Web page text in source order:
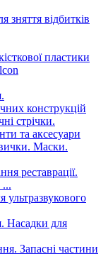
зняття відбитків
пластики
конструкцій
стрічки.
та аксесуари
Маски.
реставрації.
ультразвукового
Насадки для
Запасні частини